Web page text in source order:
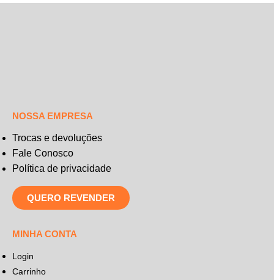
NOSSA EMPRESA
Trocas e devoluções
Fale Conosco
Política de privacidade
QUERO REVENDER
MINHA CONTA
Login
Carrinho